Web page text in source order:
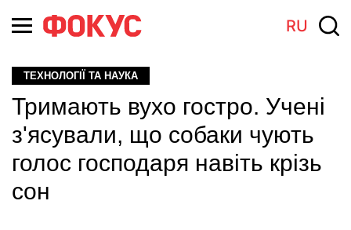
RU
ТЕХНОЛОГІЇ ТА НАУКА
Тримають вухо гостро. Учені
з'ясували, що собаки чують
голос господаря навіть крізь
сон